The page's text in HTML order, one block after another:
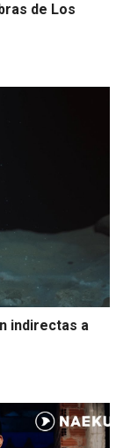
de Los
indirectas a